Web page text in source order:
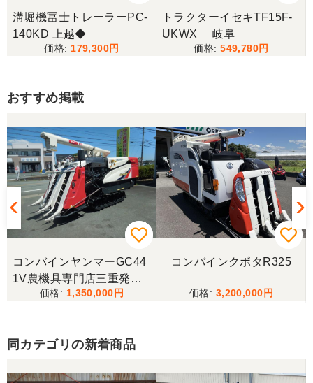
溝堀機冨士トレーラーPC-
140KD 上越◆
179,300
トラクターイセキTF15F-
UKWX 岐阜
549,780
おすすめ掲載
コンバインヤンマーGC44
1V農機具専門店三重発送
整備済み
1,350,000
コンバインクボタR325
3,200,000
同カテゴリの新着商品